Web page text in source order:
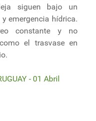
siguen bajo un
emergencia hídrica.
constante y no
el trasvase en
- 01 Abril